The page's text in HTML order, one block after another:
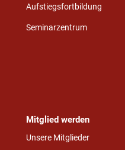
Aufstiegsfortbildung
Seminarzentrum
Mitglied werden
Unsere Mitglieder